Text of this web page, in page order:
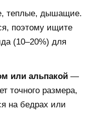
теплые, дышащие.
поэтому ищите
(10–20%) для
или альпакой —
точного размера,
на бедрах или